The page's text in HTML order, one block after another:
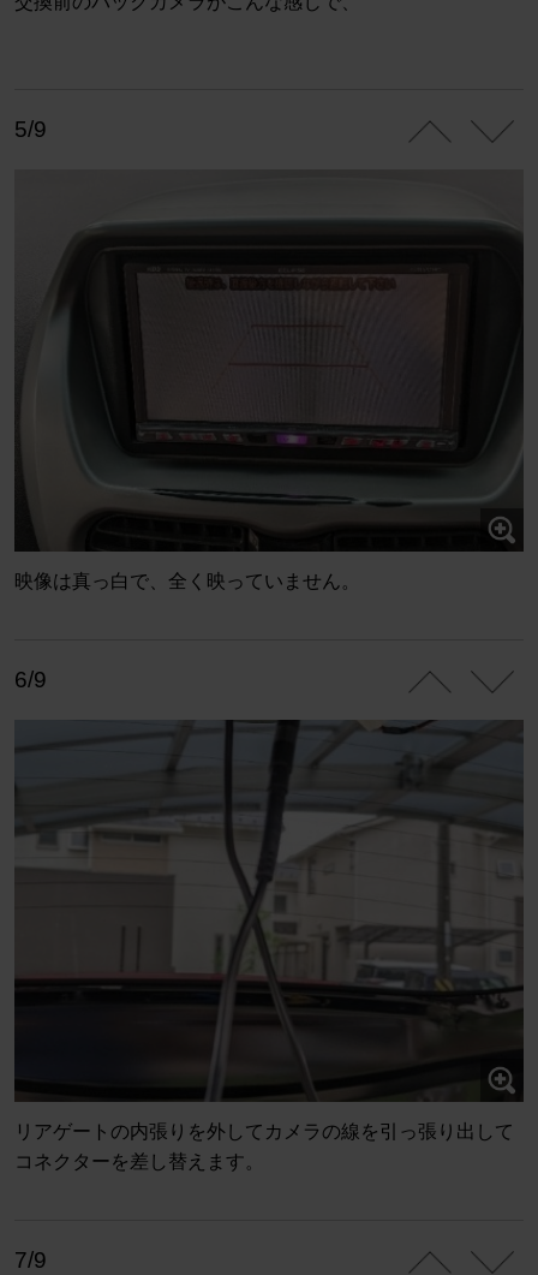
5/9
映像は真っ白で、全く映っていません。
6/9
リアゲートの内張りを外してカメラの線を引っ張り出して
コネクターを差し替えます。
7/9